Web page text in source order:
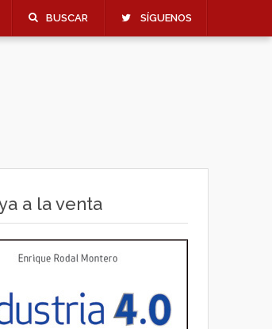
BUSCAR SÍGUENOS
a la venta